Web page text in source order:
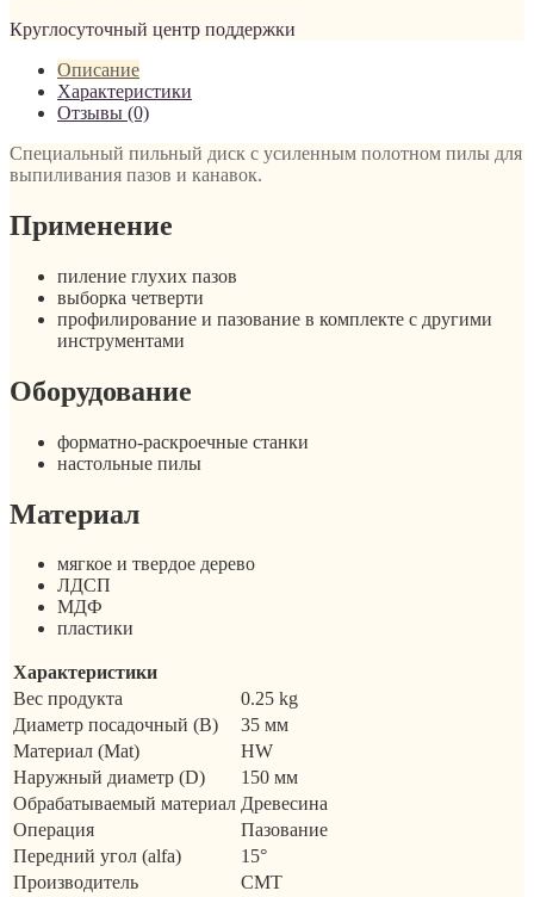
Круглосуточный центр поддержки
Описание
Характеристики
Отзывы (0)
Специальный пильный диск с усиленным полотном пилы для
выпиливания пазов и канавок.
Применение
пиление глухих пазов
выборка четверти
профилирование и пазование в комплекте с другими
инструментами
Оборудование
форматно-раскроечные станки
настольные пилы
Материал
мягкое и твердое дерево
ЛДСП
МДФ
пластики
Характеристики
Вес продукта
0.25 kg
Диаметр посадочный (B)
35 мм
Материал (Mat)
HW
Наружный диаметр (D)
150 мм
Обрабатываемый материал Древесина
Операция
Пазование
Передний угол (alfa)
15°
Производитель
CMT